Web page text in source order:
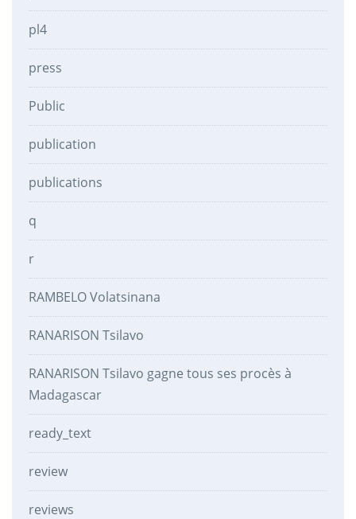
pl4
press
Public
publication
publications
q
r
RAMBELO Volatsinana
RANARISON Tsilavo
RANARISON Tsilavo gagne tous ses procès à
Madagascar
ready_text
review
reviews